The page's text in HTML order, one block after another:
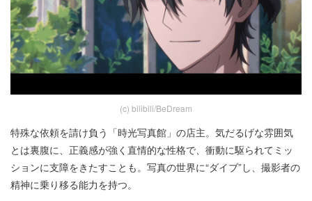
(c) bilibili/BeDream
特殊な依頼を請け負う「時光写真館」の店主。気だるげな雰囲気
とは裏腹に、正義感が強く直情的な性格で、衝動に駆られてミッ
ションに支障をきたすことも。写真の世界に“ダイブ”し、撮影者の
精神に乗り移る能力を持つ。